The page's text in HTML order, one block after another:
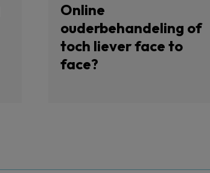
Online
ouderbehandeling of
toch liever face to
face?